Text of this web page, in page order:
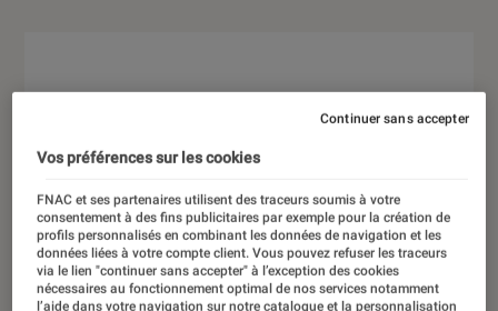
Vos préférences sur les cookies
FNAC et ses partenaires utilisent des traceurs soumis à votre
consentement à des fins publicitaires par exemple pour la création de
profils personnalisés en combinant les données de navigation et les
données liées à votre compte client. Vous pouvez refuser les traceurs
via le lien "continuer sans accepter" à l’exception des cookies
nécessaires au fonctionnement optimal de nos services notamment
l’aide dans votre navigation sur notre catalogue et la personnalisation
Continuer sans accepter